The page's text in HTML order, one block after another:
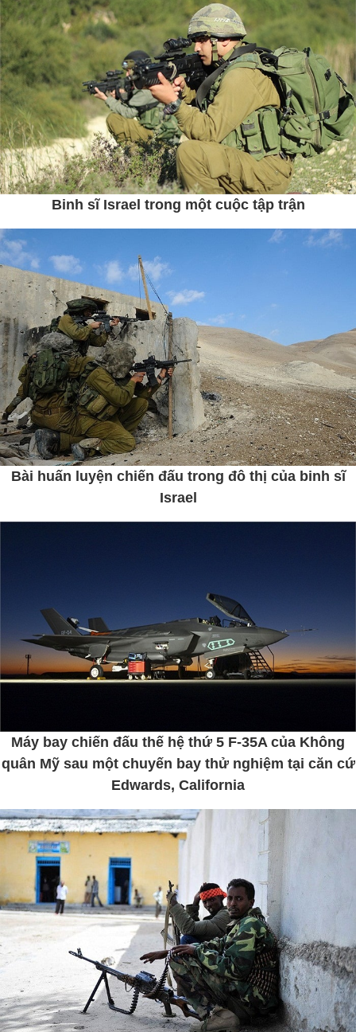
Binh sĩ Israel trong một cuộc tập trận
Bài huấn luyện chiến đấu trong đô thị của binh sĩ
Israel
Máy bay chiến đấu thế hệ thứ 5 F-35A của Không
quân Mỹ sau một chuyến bay thử nghiệm tại căn cứ
Edwards, California